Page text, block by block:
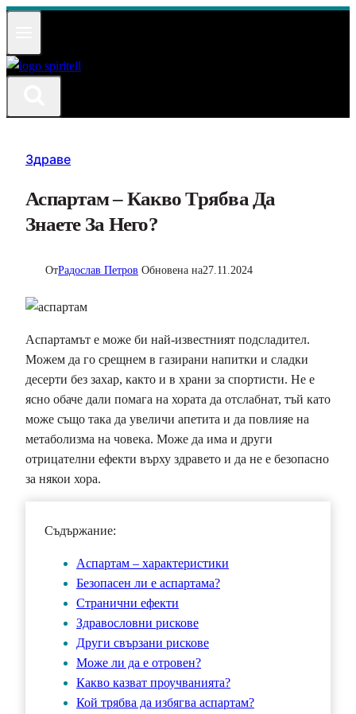
Към
Здраве
Аспартам – Какво Трябва Да
Знаете За Него?
ОтРадослав Петров Обновена на27.11.2024
Аспартамът е може би най-известният подсладител.
Можем да го срещнем в газирани напитки и сладки
десерти без захар, както и в храни за спортисти. Не е
ясно обаче дали помага на хората да отслабнат, тъй като
може също така да увеличи апетита и да повлияе на
метаболизма на човека. Може да има и други
отрицателни ефекти върху здравето и да не е безопасно
за някои хора.
Съдържание:
Аспартам – характеристики
Безопасен ли е аспартама?
Странични ефекти
Здравословни рискове
Други свързани рискове
Може ли да е отровен?
Какво казват проучванията?
Кой трябва да избягва аспартам?